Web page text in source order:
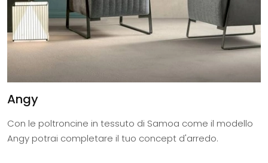
Angy
Con le poltroncine in tessuto di Samoa come il modello
Angy potrai completare il tuo concept d'arredo.